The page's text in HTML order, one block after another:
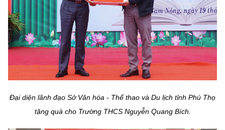
Đại diện lãnh đạo Sở Văn hóa - Thể thao và Du lịch tỉnh Phú Thọ
tặng quà cho Trường THCS Nguyễn Quang Bích.